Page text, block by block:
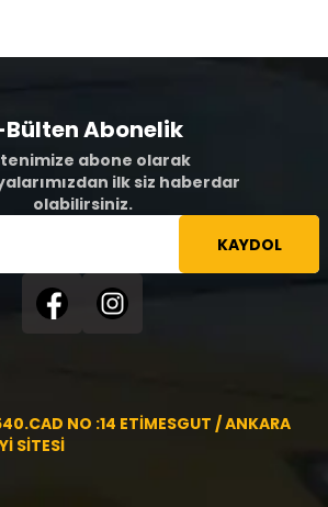
Bülten Abonelik
abone olarak
ilk siz haberdar
olabilirsiniz.
KAYDOL
NO :14 ETİMESGUT / ANKARA
SİTESİ